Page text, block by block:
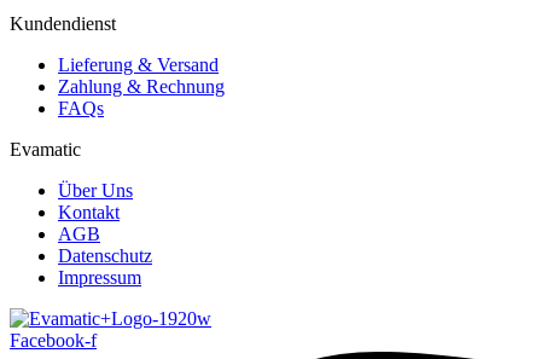
Kundendienst
Lieferung & Versand
Zahlung & Rechnung
FAQs
Evamatic
Über Uns
Kontakt
AGB
Datenschutz
Impressum
Facebook-f